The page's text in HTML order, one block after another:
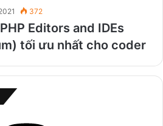
372
Editors and IDEs
tối ưu nhất cho coder